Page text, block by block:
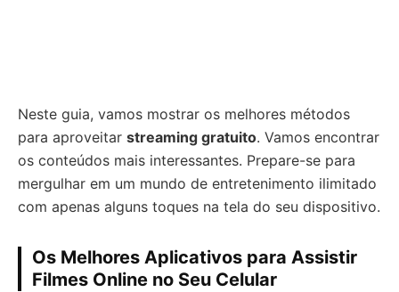
Neste guia, vamos mostrar os melhores métodos
para aproveitar streaming gratuito. Vamos encontrar
os conteúdos mais interessantes. Prepare-se para
mergulhar em um mundo de entretenimento ilimitado
com apenas alguns toques na tela do seu dispositivo.
Os Melhores Aplicativos para Assistir
Filmes Online no Seu Celular